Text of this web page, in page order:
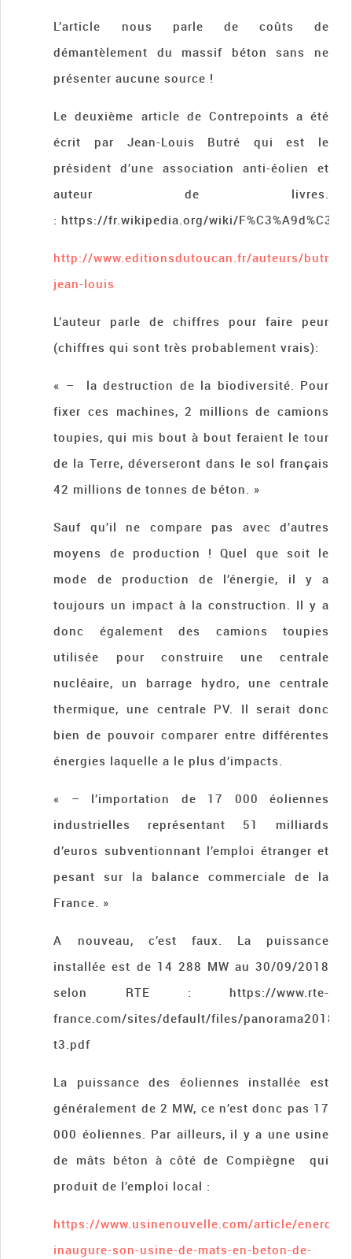
L’article nous parle de coûts de
démantèlement du massif béton sans ne
présenter aucune source !
Le deuxième article de Contrepoints a été
écrit par Jean-Louis Butré qui est le
président d’une association anti-éolien et
auteur de livres.
: https://fr.wikipedia.org/wiki/
http://www.editionsdutoucan.fr/auteurs/butre-
jean-louis
L’auteur parle de chiffres pour faire peur
(chiffres qui sont très probablement vrais):
« – la destruction de la biodiversité. Pour
fixer ces machines, 2 millions de camions
toupies, qui mis bout à bout feraient le tour
de la Terre, déverseront dans le sol français
42 millions de tonnes de béton. »
Sauf qu’il ne compare pas avec d’autres
moyens de production ! Quel que soit le
mode de production de l’énergie, il y a
toujours un impact à la construction. Il y a
donc également des camions toupies
utilisée pour construire une centrale
nucléaire, un barrage hydro, une centrale
thermique, une centrale PV. Il serait donc
bien de pouvoir comparer entre différentes
énergies laquelle a le plus d’impacts.
« – l’importation de 17 000 éoliennes
industrielles représentant 51 milliards
d’euros subventionnant l’emploi étranger et
pesant sur la balance commerciale de la
France. »
A nouveau, c’est faux. La puissance
installée est de 14 288 MW au 30/09/2018
selon RTE : https://www.rte-
france.com/sites/default/files/panorama2018-
t3.pdf
La puissance des éoliennes installée est
généralement de 2 MW, ce n’est donc pas 17
000 éoliennes. Par ailleurs, il y a une usine
de mâts béton à côté de Compiègne qui
produit de l’emploi local :
https://www.usinenouvelle.com/article/enercon-
inaugure-son-usine-de-mats-en-beton-de-